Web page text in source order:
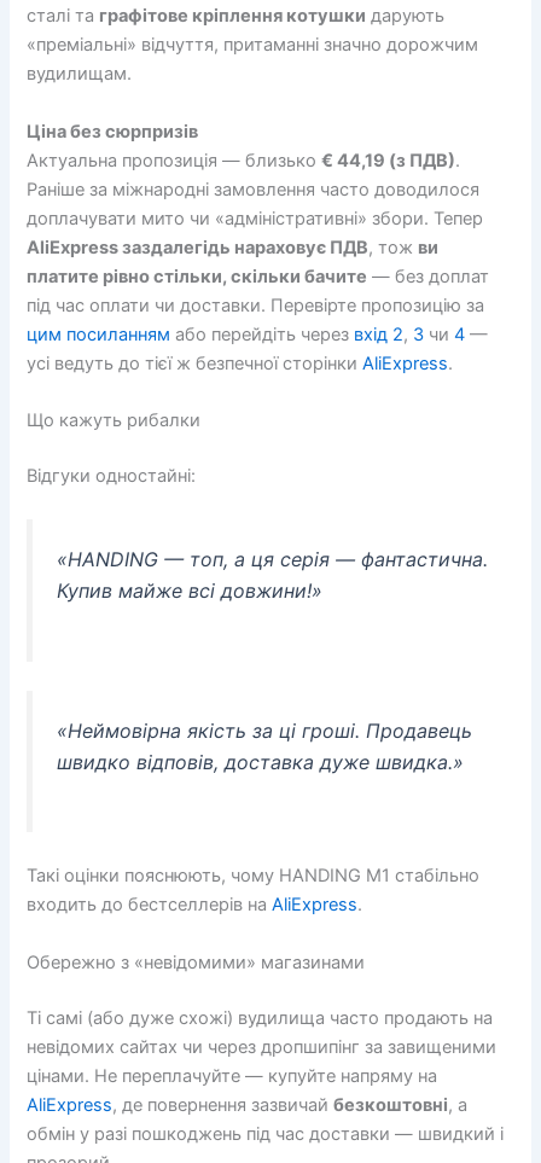
сталі та графітове кріплення котушки дарують
«преміальні» відчуття, притаманні значно дорожчим
вудилищам.
Ціна без сюрпризів
Актуальна пропозиція — близько€ 44,19 (з ПДВ).
Раніше за міжнародні замовлення часто доводилося
доплачувати мито чи «адміністративні» збори. Тепер
AliExpress заздалегідь нараховує ПДВ, тож ви
платите рівно стільки, скільки бачите — без доплат
під час оплати чи доставки. Перевірте пропозицію за
цим посиланням або перейдіть через вхід 2, 3 чи4 —
усі ведуть до тієї ж безпечної сторінкиAliExpress.
Що кажуть рибалки
Відгуки одностайні:
«HANDING — топ, а ця серія — фантастична.
Купив майже всі довжини!»
«Неймовірна якість за ці гроші. Продавець
швидко відповів, доставка дуже швидка.»
Такі оцінки пояснюють, чому HANDING M1 стабільно
входить до бестселлерів наAliExpress.
Обережно з «невідомими» магазинами
Ті самі (або дуже схожі) вудилища часто продають на
невідомих сайтах чи через дропшипінг за завищеними
цінами. Не переплачуйте — купуйте напряму на
AliExpress, де повернення зазвичайбезкоштовні, а
обмін у разі пошкоджень під час доставки — швидкий і